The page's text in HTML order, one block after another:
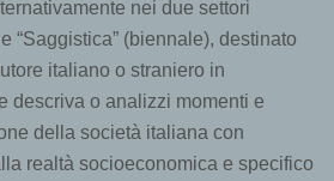
nei due settori
“Saggistica” (biennale), destinato
italiano o straniero in
descriva o analizzi momenti e
della società italiana con
realtà socioeconomica e specifico